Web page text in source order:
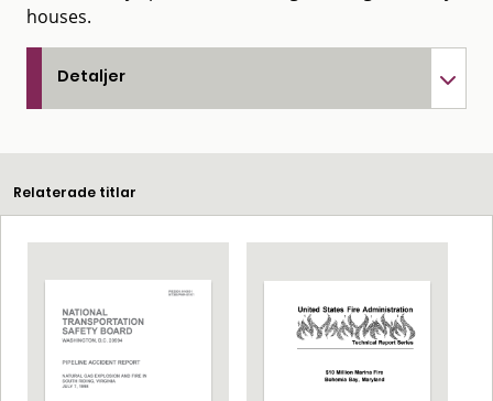
houses.
Detaljer
Relaterade titlar